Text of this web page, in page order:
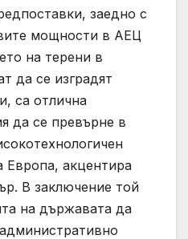
заедно с
мощности в АЕЦ
на терени в
да се изградят
са отлична
да се превърне в
Европа, акцентира
В заключение той
на държавата да